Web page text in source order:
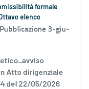
formale
elenco
3-giu-
Atto dirigenziale
del 22/05/2026